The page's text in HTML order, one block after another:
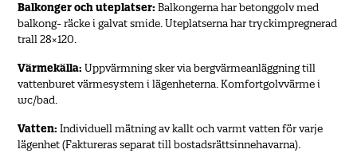
Balkonger och uteplatser: Balkongerna har betonggolv med
balkong- räcke i galvat smide. Uteplatserna har tryckimpregnerad
trall 28×120.
Värmekälla: Uppvärmning sker via bergvärmeanläggning till
vattenburet värmesystem i lägenheterna. Komfortgolvvärme i
wc/bad.
Vatten: Individuell mätning av kallt och varmt vatten för varje
lägenhet (Faktureras separat till bostadsrättsinnehavarna).